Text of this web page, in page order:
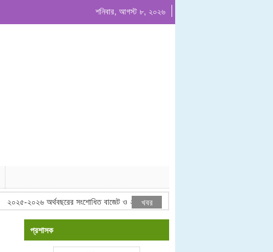
শনিবার, আগস্ট ৮, ২০২৬
২০২৫-২০২৬ অর্থবছরের সংশোধিত বাজেট ও ২০২৬-২০২৭ অর্থবছরের প্রস্তাবিত বাজেট ঘোষনা
খবর
প্রশাসক